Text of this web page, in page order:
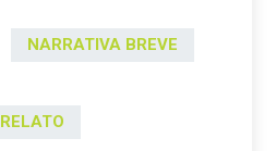
NARRATIVA BREVE
RELATO